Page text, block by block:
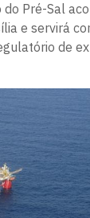
do Pré-Sal
e servirá
de